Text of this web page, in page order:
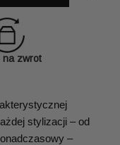
na zwrot
stylizacji – od
–